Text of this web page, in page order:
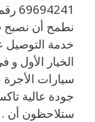
نطمح أن نصبح
خدمة التوصيل
الخيار الأول
سيارات
ستلاحظون أن